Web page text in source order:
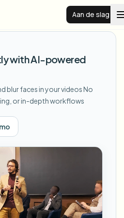
Aan de slag
place
with AI-powered
blur faces in your videosNo
or in-depth workflows